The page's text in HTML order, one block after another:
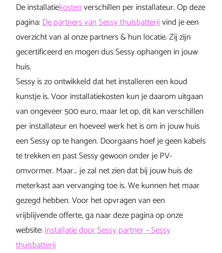
De installatiekostenverschillen per installateur. Op deze
pagina:De partners van Sessy thuisbatterijvind je een
overzicht van al onze partners & hun locatie. Zij zijn
gecertificeerd en mogen dus Sessy ophangen in jouw
huis.
Sessy is zo ontwikkeld dat het installeren een koud
kunstje is. Voor installatiekosten kun je daarom uitgaan
van ongeveer 500 euro, maar let op, dit kan verschillen
per installateur en hoeveel werk het is om in jouw huis
een Sessy op te hangen. Doorgaans hoef je geen kabels
te trekken en past Sessy gewoon onder je PV-
omvormer. Maar… je zal net zien dat bij jouw huis de
meterkast aan vervanging toe is. We kunnen het maar
gezegd hebben. Voor het opvragen van een
vrijblijvende offerte, ga naar deze pagina op onze
website:Installatie door Sessy partner – Sessy
thuisbatterij